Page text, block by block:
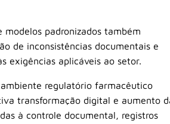
modelos padronizados também
de inconsistências documentais e
exigências aplicáveis ao setor.
regulatório farmacêutico
transformação digital e aumento
à controle documental, registros